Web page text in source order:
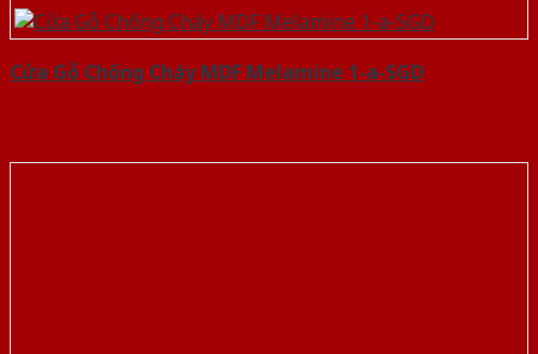
Cửa Gỗ Chống Cháy MDF Melamine 1-a-SGD